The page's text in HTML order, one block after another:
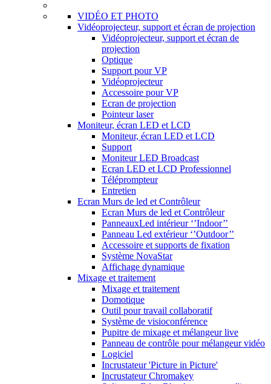
VIDÉO ET PHOTO
Vidéoprojecteur, support et écran de projection
Vidéoprojecteur, support et écran de
projection
Optique
Support pour VP
Vidéoprojecteur
Accessoire pour VP
Ecran de projection
Pointeur laser
Moniteur, écran LED et LCD
Moniteur, écran LED et LCD
Support
Moniteur LED Broadcast
Ecran LED et LCD Professionnel
Téléprompteur
Entretien
Ecran Murs de led et Contrôleur
Ecran Murs de led et Contrôleur
PanneauxLed intérieur ‘’Indoor’’
Panneau Led extérieur ‘’Outdoor’’
Accessoire et supports de fixation
Système NovaStar
Affichage dynamique
Mixage et traitement
Mixage et traitement
Domotique
Outil pour travail collaboratif
Système de visioconférence
Pupitre de mixage et mélangeur live
Panneau de contrôle pour mélangeur vidéo
Logiciel
Incrustateur 'Picture in Picture'
Incrustateur Chromakey